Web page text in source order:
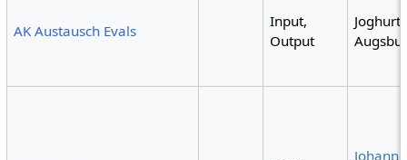
AK Austausch Evals
Input,
Output
Joghurt